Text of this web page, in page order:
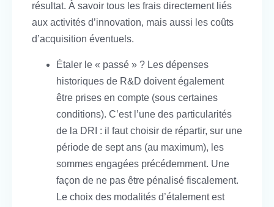
résultat. À savoir tous les frais directement liés
aux activités d’innovation, mais aussi les coûts
d’acquisition éventuels.
Étaler le « passé » ? Les dépenses
historiques de R&D doivent également
être prises en compte (sous certaines
conditions). C’est l’une des particularités
de la DRI : il faut choisir de répartir, sur une
période de sept ans (au maximum), les
sommes engagées précédemment. Une
façon de ne pas être pénalisé fiscalement.
Le choix des modalités d’étalement est